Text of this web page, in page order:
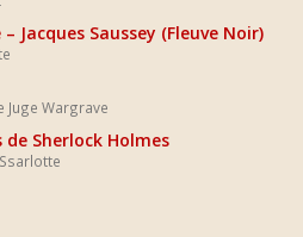
Jacques Saussey (Fleuve Noir)
Juge Wargrave
Sherlock Holmes
Ssarlotte